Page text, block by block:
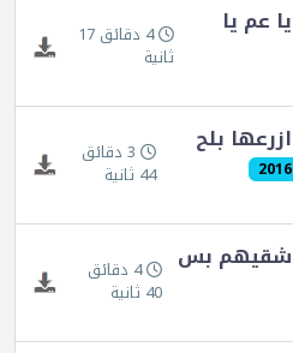
عم يا 4 دقائق 17
ثانية
بلح
2016
3 دقائق
44 ثانية
شقيهم بس 4 دقائق
40 ثانية